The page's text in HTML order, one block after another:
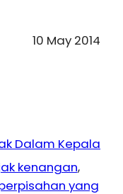
10 May 2014
Dalam Kepala
kenangan,
yang